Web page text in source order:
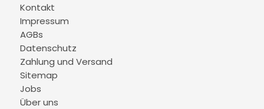
Kontakt
Impressum
AGBs
Datenschutz
Zahlung und Versand
Sitemap
Jobs
Über uns